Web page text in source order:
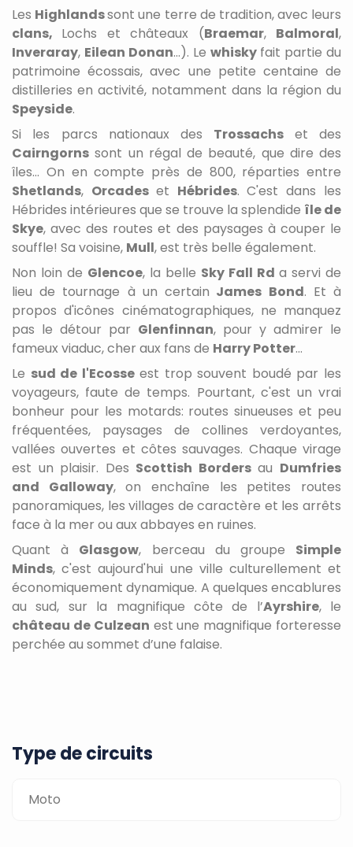
Les Highlandssont une terre de tradition, avec leurs
clans, Lochs et châteaux (Braemar, Balmoral,
Inveraray, Eilean Donan...). Le whisky fait partie du
patrimoine écossais, avec une petite centaine de
distilleries en activité, notamment dans la région du
Speyside.
Si les parcs nationaux
des Trossachs et des
Cairngorns sont un régal de beauté, que dire des
îles... On en compte près de 800, réparties entre
Shetlands, Orcades et Hébrides. C'est dans les
Hébrides intérieures que se trouve la splendide île de
Skye, avec des routes et des paysages à couper le
souffle! Sa voisine, Mull, est très belle également.
Non loin de Glencoe, la belle Sky Fall Rd a servi de
lieu de tournage à un certain James Bond. Et à
propos d'icônes cinématographiques, ne manquez
pas le détour par Glenfinnan, pour y admirer le
fameux viaduc, cher aux fans de Harry Potter...
Le sud de l'Ecosseest trop souvent boudé par les
voyageurs, faute de temps. Pourtant, c'est un vrai
bonheur pour les motards: routes sinueuses et peu
fréquentées, paysages de collines verdoyantes,
vallées ouvertes et côtes sauvages. Chaque virage
est un plaisir. Des Scottish Bordersau Dumfries
and Galloway, on enchaîne les petites routes
panoramiques, les villages de caractère et les arrêts
face à la mer ou aux abbayes en ruines.
Quant à Glasgow, berceau du groupe Simple
Minds, c'est aujourd'hui une ville culturellement et
économiquement dynamique. A quelques encablures
au sud, sur la magnifique côte de l’Ayrshire, le
château de Culzean est une magnifique forteresse
perchée au sommet d’une falaise.
Type de circuits
Moto